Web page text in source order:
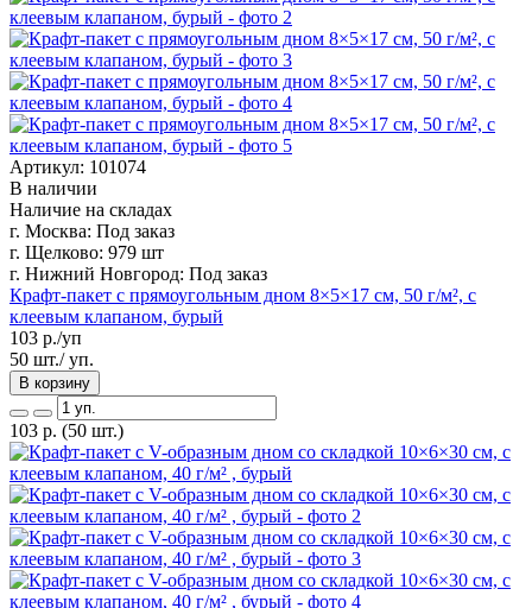
Артикул: 101074
В наличии
Наличие на складах
г. Москва: Под заказ
г. Щелково: 979 шт
г. Нижний Новгород: Под заказ
Крафт-пакет с прямоугольным дном 8×5×17 см, 50 г/м², с
клеевым клапаном, бурый
103 р./уп
50 шт./ уп.
В корзину
103 р. (50 шт.)